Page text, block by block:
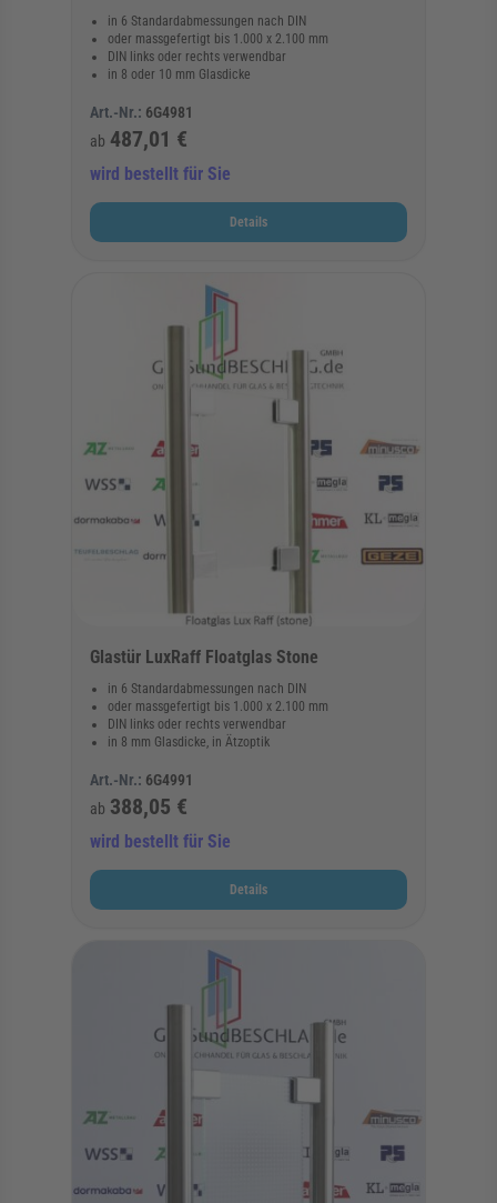
in 6 Standardabmessungen nach DIN
oder massgefertigt bis 1.000 x 2.100 mm
DIN links oder rechts verwendbar
in 8 oder 10 mm Glasdicke
Art.-Nr.: 6G4981
ab 487,01 €
wird bestellt für Sie
Details
Glastür LuxRaff Floatglas Stone
in 6 Standardabmessungen nach DIN
oder massgefertigt bis 1.000 x 2.100 mm
DIN links oder rechts verwendbar
in 8 mm Glasdicke, in Ätzoptik
Art.-Nr.: 6G4991
ab 388,05 €
wird bestellt für Sie
Details